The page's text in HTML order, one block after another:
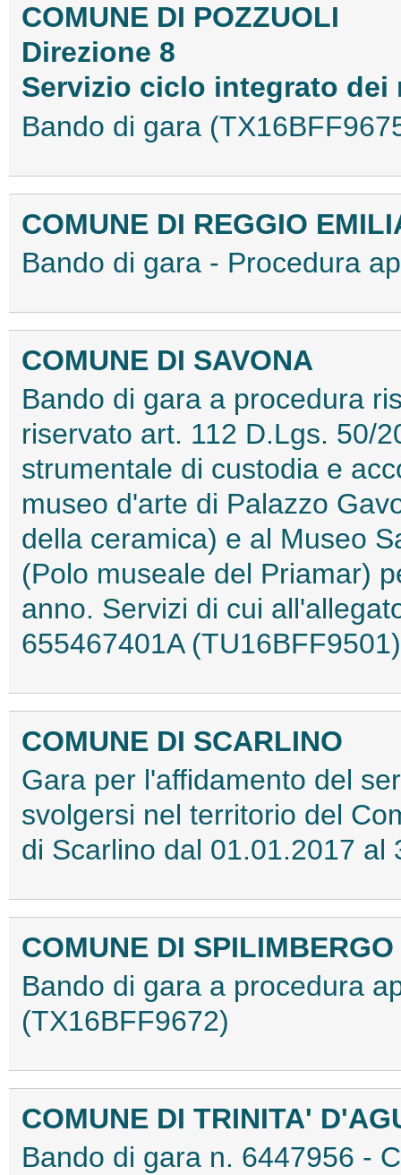
COMUNE DI POZZUOLI
Direzione 8
Servizio ciclo integrato dei
Bando di gara
COMUNE DI REGGIO
Bando di gara - Procedura
COMUNE DI SAVONA
Bando di gara a procedura
riservato art. 112 D.Lgs. 50/
strumentale di custodia e
museo d'arte di Palazzo
della ceramica) e al Museo
(Polo museale del Priamar)
anno. Servizi di cui
655467401A (TU16BFF9501)
COMUNE DI SCARLINO
Gara per l'affidamento del
svolgersi nel territorio del
di Scarlino dal 01.01.2017
COMUNE DI SPILIMBERGO
Bando di gara a procedura
(TX16BFF9672)
COMUNE DI TRINITA'
Bando di gara n. 6447956 -